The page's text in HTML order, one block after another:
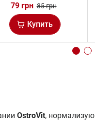
79 грн 85 грн
Купить
OstroVit,